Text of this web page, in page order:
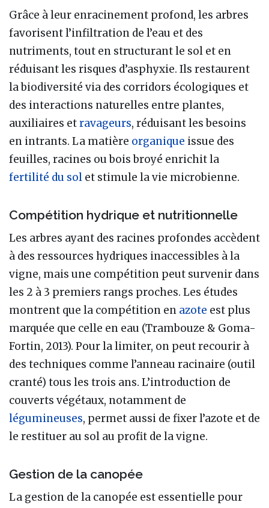
Grâce à leur enracinement profond, les arbres
favorisent l’infiltration de l’eau et des
nutriments, tout en structurant le sol et en
réduisant les risques d’asphyxie. Ils restaurent
la biodiversité via des corridors écologiques et
des interactions naturelles entre plantes,
auxiliaires etravageurs, réduisant les besoins
en intrants. La matière organique issue des
feuilles, racines ou bois broyé enrichit la
fertilité du sol et stimule la vie microbienne.
Compétition hydrique et nutritionnelle
Les arbres ayant des racines profondes accèdent
à des ressources hydriques inaccessibles à la
vigne, mais une compétition peut survenir dans
les 2 à 3 premiers rangs proches. Les études
montrent que la compétition en azote est plus
marquée que celle en eau (Trambouze & Goma-
Fortin, 2013). Pour la limiter, on peut recourir à
des techniques comme l’anneau racinaire (outil
cranté) tous les trois ans. L’introduction de
couverts végétaux, notamment de
légumineuses, permet aussi de fixer l’azote et de
le restituer au sol au profit de la vigne.
Gestion de la canopée
La gestion de la canopée est essentielle pour